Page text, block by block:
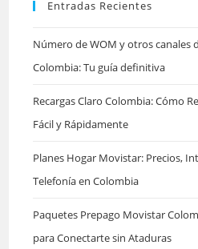
Entradas Recientes
Número de WOM y otros canales
Colombia: Tu guía definitiva
Recargas Claro Colombia: Cómo
Fácil y Rápidamente
Planes Hogar Movistar: Precios,
Telefonía en Colombia
Paquetes Prepago Movistar
para Conectarte sin Ataduras